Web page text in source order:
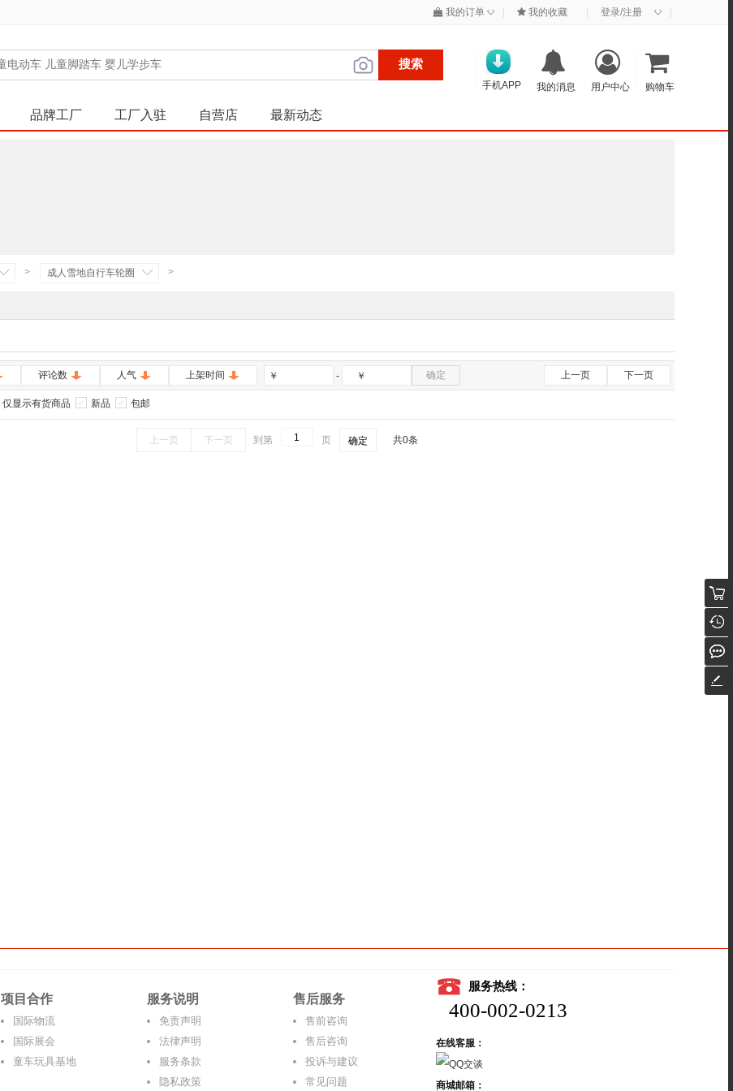
我的订单 ◇ 我的收藏 登录/注册 ◇
搜索
购物车
用户中心
我的消息
手机APP
品牌工厂 工厂入驻 自营店 最新动态
> 成人雪地自行车轮圈 >
评论数 人气 上架时间 ￥ ￥
- 确定 上一页 下一页
仅显示有货商品 新品 包邮
上一页 下一页 到第 页 确定 共0条
项目合作
国际物流
国际展会
童车玩具基地
服务说明
免责声明
法律声明
服务条款
隐私政策
售后服务
售前咨询
售后咨询
投诉与建议
常见问题
服务热线：
400-002-0213
在线客服：
商城邮箱：